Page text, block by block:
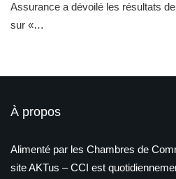
Assurance a dévoilé les résultats
sur «…
À propos
Alimenté par les Chambres de
site AKTus – CCI est